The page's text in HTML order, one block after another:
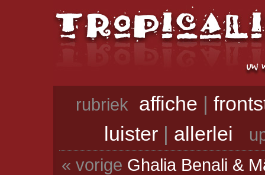
rubriek affiche |
luister| allerlei
« vorige Ghalia Benali &